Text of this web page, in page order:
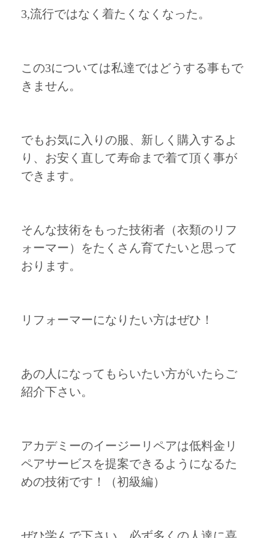
3,流行ではなく着たくなくなった。
この3については私達ではどうする事もで
きません。
でもお気に入りの服、新しく購入するよ
り、お安く直して寿命まで着て頂く事が
できます。
そんな技術をもった技術者（衣類のリフ
ォーマー）をたくさん育てたいと思って
おります。
リフォーマーになりたい方はぜひ！
あの人になってもらいたい方がいたらご
紹介下さい。
アカデミーのイージーリペアは低料金リ
ペアサービスを提案できるようになるた
めの技術です！（初級編）